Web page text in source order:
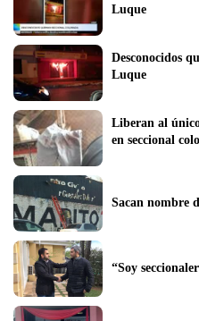
Luque
Desconocidos
Luque
Liberan al
en seccional
Sacan nombre
“Soy